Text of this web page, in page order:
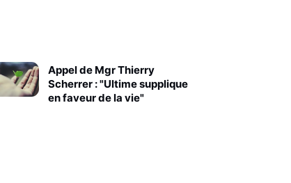
Appel de Mgr Thierry
Scherrer : "Ultime supplique
en faveur de la vie"